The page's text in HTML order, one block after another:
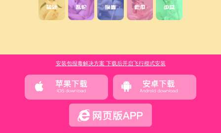
安装包报毒解决方案 下载后开启飞行模式安装